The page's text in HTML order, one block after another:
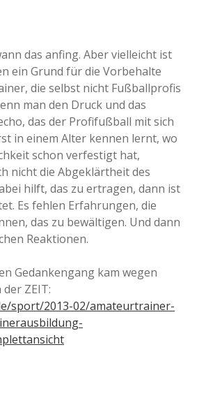
das anfing. Aber vielleicht ist
ein Grund für die Vorbehalte
die selbst nicht Fußballprofis
man den Druck und das
das der Profifußball mit sich
in einem Alter kennen lernt, wo
schon verfestigt hat,
nicht die Abgeklärtheit des
hilft, das zu ertragen, dann ist
Es fehlen Erfahrungen, die
das zu bewältigen. Und dann
Reaktionen.
Gedankengang kam wegen
ZEIT:
sport/2013-02/amateurtrainer-